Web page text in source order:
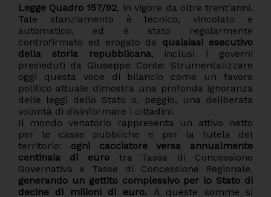
Legge Quadro 157/92, in vigore da oltre trent'anni.
Tale stanziamento è tecnico, vincolato e
automatico, ed è stato regolarmente
controfirmato ed erogato da qualsiasi esecutivo
della storia repubblicana, inclusi i governi
presieduti da Giuseppe Conte. Strumentalizzare
oggi questa voce di bilancio come un favore
politico attuale dimostra una profonda ignoranza
delle leggi dello Stato o, peggio, una deliberata
volontà di disinformare i cittadini.
Il mondo venatorio rappresenta un attivo netto
per le casse pubbliche e per la tutela del
territorio: ogni cacciatore versa annualmente
centinaia di eurotra Tassa di Concessione
Governativa e Tasse di Concessione Regionale,
generando un gettito complessivo per lo Stato di
decine di milioni di euro. A queste somme si